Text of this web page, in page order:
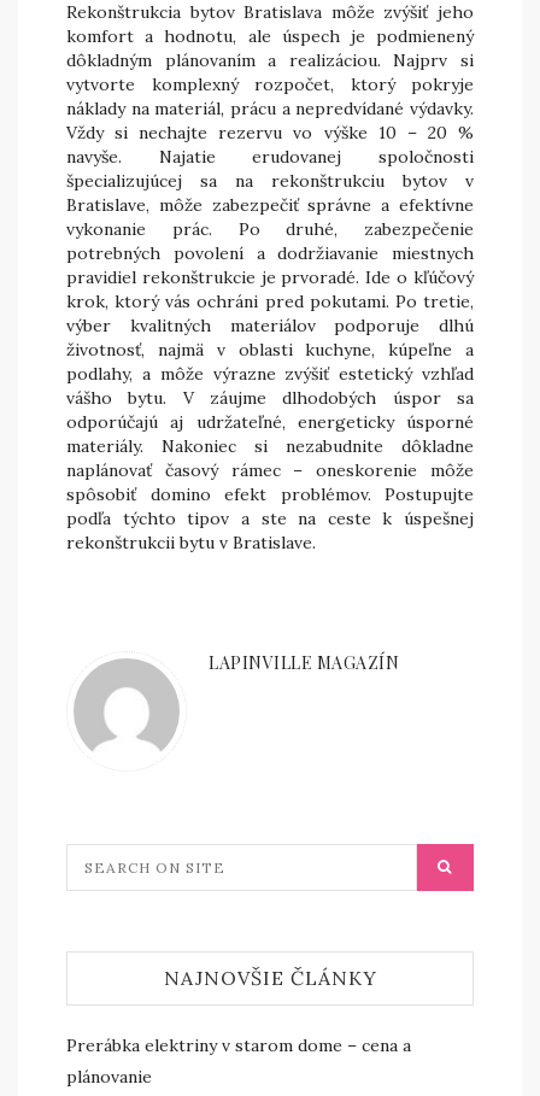
Rekonštrukcia bytov Bratislava môže zvýšiť jeho
komfort a hodnotu, ale úspech je podmienený
dôkladným plánovaním a realizáciou. Najprv si
vytvorte komplexný rozpočet, ktorý pokryje
náklady na materiál, prácu a nepredvídané výdavky.
Vždy si nechajte rezervu vo výške 10 – 20 %
navyše. Najatie erudovanej spoločnosti
špecializujúcej sa na rekonštrukciu bytov v
Bratislave, môže zabezpečiť správne a efektívne
vykonanie prác. Po druhé, zabezpečenie
potrebných povolení a dodržiavanie miestnych
pravidiel rekonštrukcie je prvoradé. Ide o kľúčový
krok, ktorý vás ochráni pred pokutami. Po tretie,
výber kvalitných materiálov podporuje dlhú
životnosť, najmä v oblasti kuchyne, kúpeľne a
podlahy, a môže výrazne zvýšiť estetický vzhľad
vášho bytu. V záujme dlhodobých úspor sa
odporúčajú aj udržateľné, energeticky úsporné
materiály. Nakoniec si nezabudnite dôkladne
naplánovať časový rámec – oneskorenie môže
spôsobiť domino efekt problémov. Postupujte
podľa týchto tipov a ste na ceste k úspešnej
rekonštrukcii bytu v Bratislave.
LAPINVILLE MAGAZÍN
NAJNOVŠIE ČLÁNKY
Prerábka elektriny v starom dome – cena a
plánovanie